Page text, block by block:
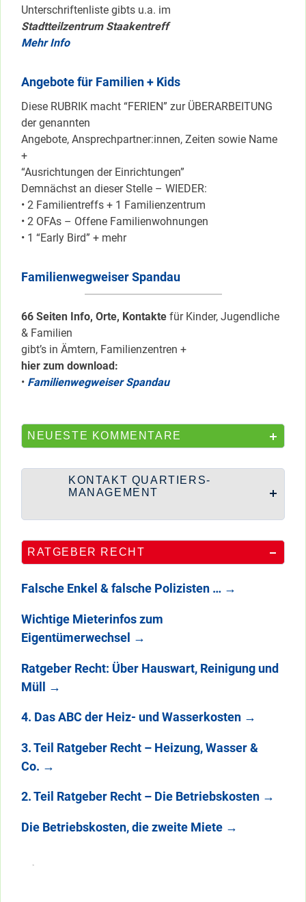
Unterschriftenliste gibts u.a. im
Stadtteilzentrum Staakentreff
Mehr Info
Angebote für Familien + Kids
Diese RUBRIK macht “FERIEN” zur ÜBERARBEITUNG
der genannten
Angebote, Ansprechpartner:innen, Zeiten sowie Name
+
“Ausrichtungen der Einrichtungen”
Demnächst an dieser Stelle – WIEDER:
• 2 Familientreffs + 1 Familienzentrum
• 2 OFAs – Offene Familienwohnungen
• 1 “Early Bird” + mehr
Familienwegweiser Spandau
66 Seiten Info, Orte, Kontakte für Kinder, Jugendliche
& Familien
gibt’s in Ämtern, Familienzentren +
hier zum download:
• Familienwegweiser Spandau
NEUESTE KOMMENTARE
KONTAKT QUARTIERS-
MANAGEMENT
RATGEBER RECHT
Falsche Enkel & falsche Polizisten … →
Wichtige Mieterinfos zum
Eigentümerwechsel →
Ratgeber Recht: Über Hauswart, Reinigung und
Müll →
4. Das ABC der Heiz- und Wasserkosten →
3. Teil Ratgeber Recht – Heizung, Wasser &
Co. →
2. Teil Ratgeber Recht – Die Betriebskosten →
Die Betriebskosten, die zweite Miete →